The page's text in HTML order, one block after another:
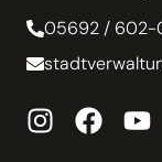
05692 / 602-